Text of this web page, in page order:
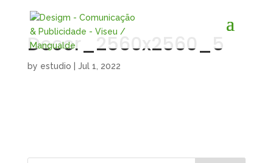
Decor_2560x2560_5
by estudio Jul 1, 2022